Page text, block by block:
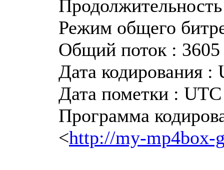
Режим общего
Общий поток : 3605
Дата кодирования
Дата пометки :
Программа
<http://my-mp4box-